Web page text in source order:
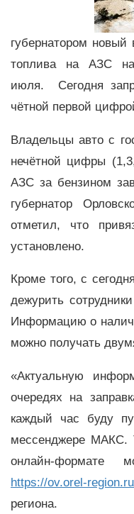
губернатором
топлива на АЗС
июля. Сегодня
чётной первой
Владельцы авто с
нечётной цифры
АЗС за бензином
губернатор
отметил, что
установлено.
Кроме того, с
дежурить
Информацию о
можно получать
«Актуальную
очередях на
каждый час буду
мессенджере МАКС.
онлайн-формате
https://ov.orel-
региона.